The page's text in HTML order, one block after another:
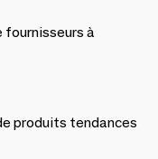
fournisseurs à
produits tendances